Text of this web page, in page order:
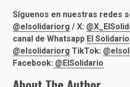
Síguenos en nuestras redes
@elsolidariorg / X:
canal de Whatsapp El Solidario
@elsolidariorg TikTok:
Facebook: @ElSolidario